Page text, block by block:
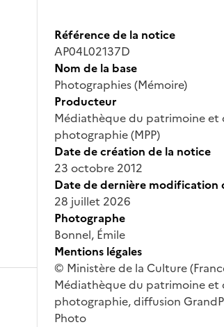
Référence de la notice
AP04L02137D
Nom de la base
Photographies (Mémoire)
Producteur
Médiathèque du patrimoine et
photographie (MPP)
Date de création de la notice
23 octobre 2012
Date de dernière modification
28 juillet 2026
Photographe
Bonnel, Émile
Mentions légales
© Ministère de la Culture
Médiathèque du patrimoine et
photographie, diffusion
Photo